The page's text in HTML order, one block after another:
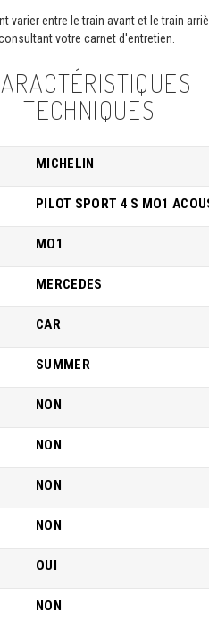
varier entre le train avant et le train
votre carnet d'entretien.
TECHNIQUES
MICHELIN
PILOT SPORT 4 S MO1
MO1
MERCEDES
CAR
SUMMER
NON
NON
NON
NON
OUI
NON